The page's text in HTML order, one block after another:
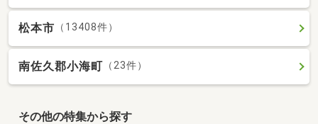
松本市 （13408件）
南佐久郡小海町 （23件）
その他の特集から探す